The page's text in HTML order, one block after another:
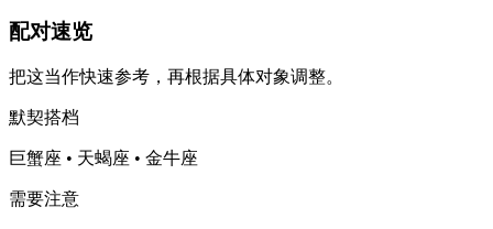
配对速览
把这当作快速参考，再根据具体对象调整。
默契搭档
巨蟹座 • 天蝎座 • 金牛座
需要注意